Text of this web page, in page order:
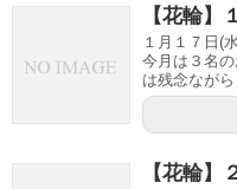
【花輪】
１月１７日(
今月は３名
は残念なが
【花輪】